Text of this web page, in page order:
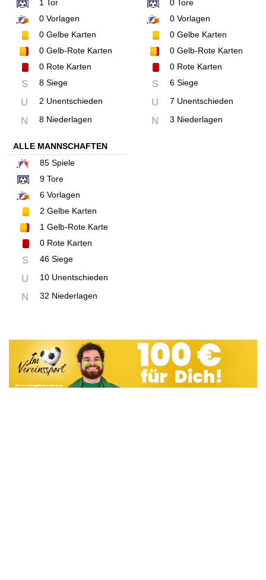
1 Tor
0 Vorlagen
0 Gelbe Karten
0 Gelb-Rote Karten
0 Rote Karten
S 8 Siege
U 2 Unentschieden
N 8 Niederlagen
0Tore
0Vorlagen
0Gelbe Karten
0Gelb-Rote Karten
0Rote Karten
S 6 Siege
U 7 Unentschieden
N 3 Niederlagen
ALLE MANNSCHAFTEN
85 Spiele
9 Tore
6 Vorlagen
2 Gelbe Karten
1 Gelb-Rote Karte
0 Rote Karten
S 46 Siege
U 10 Unentschieden
N 32 Niederlagen